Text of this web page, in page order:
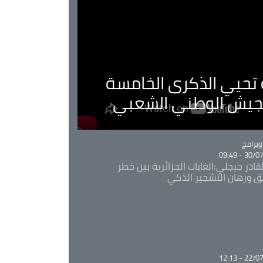
تحيي الذكرى الخامسة
الوطني الشعبي
30/07/
جيجلي:الغابات الجزائرية بين خطر
ورهان التشجير الذكي
22/07/